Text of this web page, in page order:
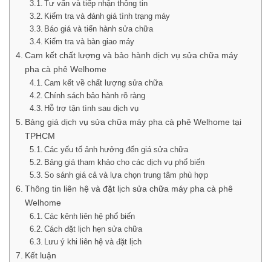
Tư vấn và tiếp nhận thông tin
Kiểm tra và đánh giá tình trạng máy
Báo giá và tiến hành sửa chữa
Kiểm tra và bàn giao máy
Cam kết chất lượng và bảo hành dịch vụ sửa chữa máy
pha cà phê Welhome
Cam kết về chất lượng sửa chữa
Chính sách bảo hành rõ ràng
Hỗ trợ tận tình sau dịch vụ
Bảng giá dịch vụ sửa chữa máy pha cà phê Welhome tại
TPHCM
Các yếu tố ảnh hưởng đến giá sửa chữa
Bảng giá tham khảo cho các dịch vụ phổ biến
So sánh giá cả và lựa chọn trung tâm phù hợp
Thông tin liên hệ và đặt lịch sửa chữa máy pha cà phê
Welhome
Các kênh liên hệ phổ biến
Cách đặt lịch hẹn sửa chữa
Lưu ý khi liên hệ và đặt lịch
Kết luận